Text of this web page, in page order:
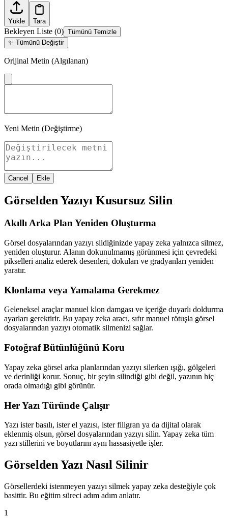
Yükle Tara
Bekleyen Liste (0) Tümünü Temizle
✨ Tümünü Değiştir
Orijinal Metin (Algılanan)
Yeni Metin (Değiştirme)
Cancel Ekle
Görselden Yazıyı Kusursuz Silin
Akıllı Arka Plan Yeniden Oluşturma
Görsel dosyalarından yazıyı sildiğinizde yapay zeka yalnızca silmez,
yeniden oluşturur. Alanın dokunulmamış görünmesi için çevredeki
pikselleri analiz ederek desenleri, dokuları ve gradyanları yeniden
yaratır.
Klonlama veya Yamalama Gerekmez
Geleneksel araçlar manuel klon damgası ve içeriğe duyarlı doldurma
ayarları gerektirir. Bu yapay zeka aracı, sıfır manuel rötuşla görsel
dosyalarından yazıyı otomatik silmenizi sağlar.
Fotoğraf Bütünlüğünü Koru
Yapay zeka görsel arka planlarından yazıyı silerken ışığı, gölgeleri
ve derinliği korur. Sonuç, bir şeyin silindiği gibi değil, yazının hiç
orada olmadığı gibi görünür.
Her Yazı Türünde Çalışır
Yazı ister basılı, ister el yazısı, ister filigran ya da dijital olarak
eklenmiş olsun, görsel dosyalarından yazıyı silin. Yapay zeka tüm
yazı stillerini ve boyutlarını aynı hassasiyetle işler.
Görselden Yazı Nasıl Silinir
Görsellerdeki istenmeyen yazıyı silmek yapay zeka desteğiyle çok
basittir. Bu eğitim süreci adım adım anlatır.
1